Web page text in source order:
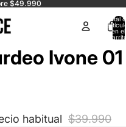
$49.990
Total
en el
Ivone 01
habitual $39.990